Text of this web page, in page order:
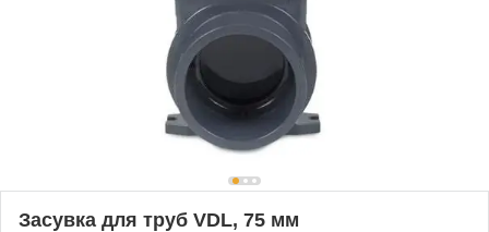
Засувка для труб VDL, 75 мм